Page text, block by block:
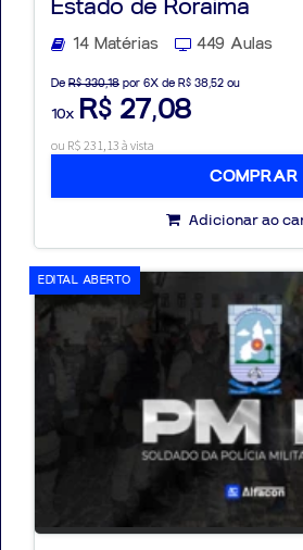
Estado de Roraima
14 Matérias 449 Aulas
De R$ 330,18 por 6X de R$ 38,52 ou
10x R$ 27,08
ou R$ 231,13 à vista
COMPRAR
Adicionar ao
EDITAL ABERTO